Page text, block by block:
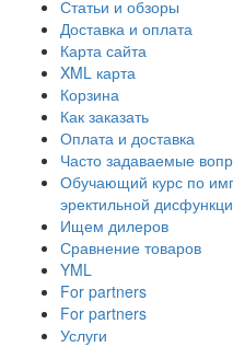
Статьи и обзоры
Доставка и оплата
Карта сайта
XML карта
Корзина
Как заказать
Оплата и доставка
Часто задаваемые
Обучающий курс по
эректильной
Ищем дилеров
Сравнение товаров
YML
For partners
For partners
Услуги